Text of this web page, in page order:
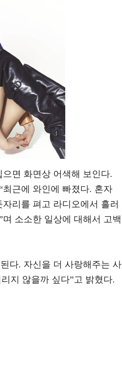
면 화면상 어색해 보인다.
근에 와인에 빠졌다. 혼자
리를 펴고 라디오에서 흘러
소소한 일상에 대해서 고백
다. 자신을 더 사랑해주는 사
지 않을까 싶다”고 밝혔다.